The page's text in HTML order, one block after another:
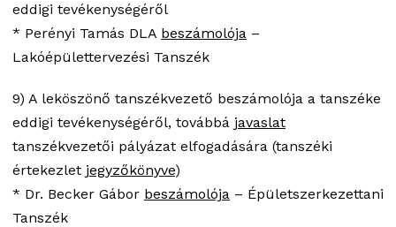
eddigi tevékenységéről
* Perényi Tamás DLA beszámolója –
Lakóépülettervezési Tanszék
9) A leköszönő tanszékvezető beszámolója a tanszéke
eddigi tevékenységéről, továbbá javaslat
tanszékvezetői pályázat elfogadására (tanszéki
értekezlet jegyzőkönyve)
* Dr. Becker Gábor beszámolója – Épületszerkezettani
Tanszék